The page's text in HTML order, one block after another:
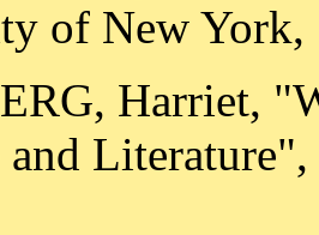
of New York,
Harriet,
Literature",